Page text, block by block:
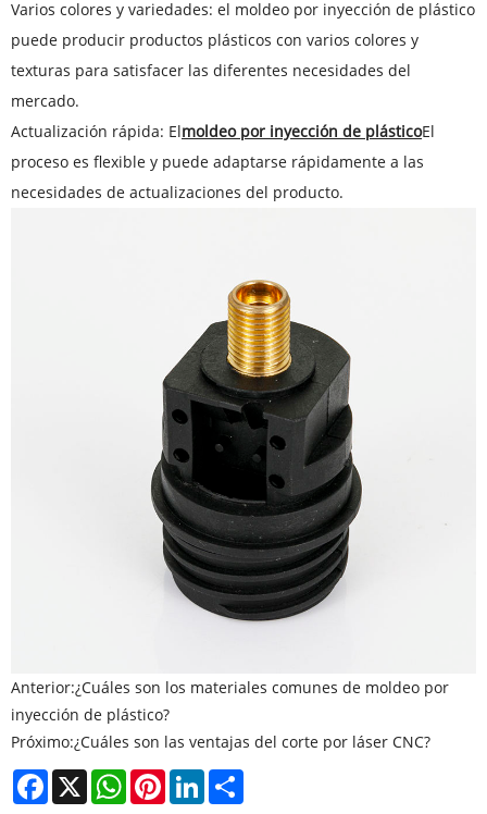
Varios colores y variedades: el moldeo por inyección de plástico
puede producir productos plásticos con varios colores y
texturas para satisfacer las diferentes necesidades del
mercado.
Actualización rápida: Elmoldeo por inyección de plásticoEl
proceso es flexible y puede adaptarse rápidamente a las
necesidades de actualizaciones del producto.
Anterior:¿Cuáles son los materiales comunes de moldeo por
inyección de plástico?
Próximo:¿Cuáles son las ventajas del corte por láser CNC?
Facebook
X WhatsAppPinterestLinkedIn